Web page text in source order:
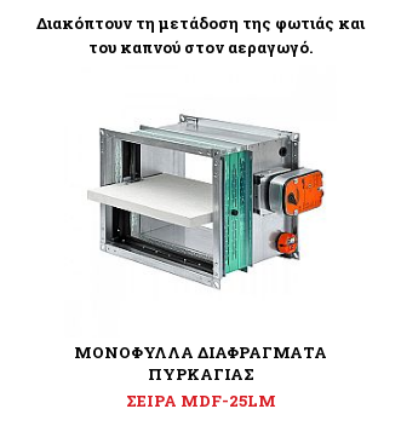
Διακόπτουν τη μετάδοση της φωτιάς και
του καπνού στον αεραγωγό.
ΜΟΝΟΦΥΛΛΑ ΔΙΑΦΡΑΓΜΑΤΑ
ΠΥΡΚΑΓΙΑΣ
ΣΕΙΡΑ MDF-25LΜ